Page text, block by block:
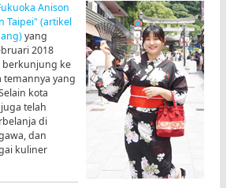
Anison
Taipei" (artikel
yang
2018
berkunjung ke
temannya yang
kota
telah
di
dan
kuliner